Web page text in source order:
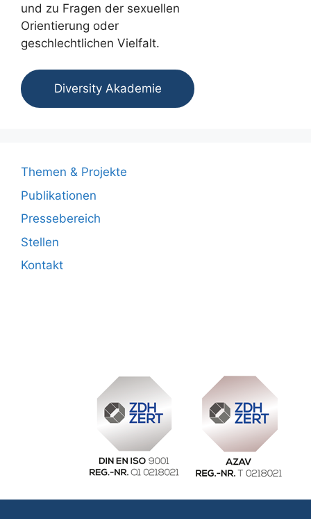
und zu Fragen der sexuellen
Orientierung oder
geschlechtlichen Vielfalt.
Diversity Akademie
Themen & Projekte
Publikationen
Pressebereich
Stellen
Kontakt